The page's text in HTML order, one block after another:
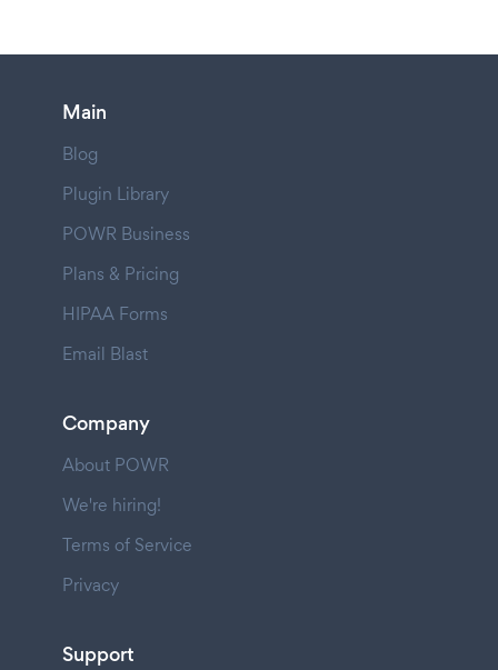
Main
Blog
Plugin Library
POWR Business
Plans & Pricing
HIPAA Forms
Email Blast
Company
About POWR
We're hiring!
Terms of Service
Privacy
Support